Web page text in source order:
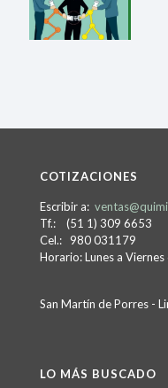
COTIZACIONES
Escribir a:
Tf.: (51 1) 309 6653
Cel.: 980 031179
Horario: Lunes a
San Martín de Porres -
LO MÁS BUSCADO